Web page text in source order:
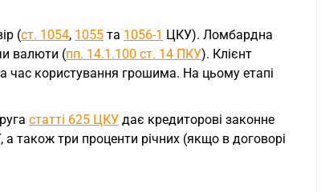
(ст. 1054, 1055 та 1056-1 ЦКУ). Ломбардна
валюти (пп. 14.1.100 ст. 14 ПКУ). Клієнт
час користування грошима. На цьому етапі
статті 625 ЦКУ дає кредиторові законне
а також три проценти річних (якщо в договорі